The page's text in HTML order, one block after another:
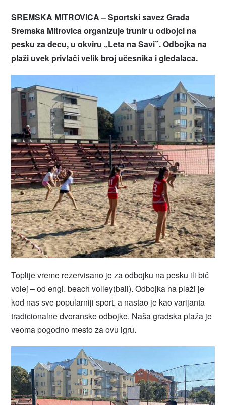
SREMSKA MITROVICA – Sportski savez Grada
Sremska Mitrovica organizuje trunir uodbojci na
pesku za decu, u okviru „Leta na Savi”.Odbojka na
plaži uvek privlači velik broj učesnika i gledalaca.
Toplije vreme rezervisano je za odbojku na pesku ili bič
volej – od engl. beach volley(ball). Odbojka na plaži je
kod nas sve popularniji sport, a nastao je kao varijanta
tradicionalne dvoranske odbojke. Naša gradska plaža je
veoma pogodno mesto za ovu igru.